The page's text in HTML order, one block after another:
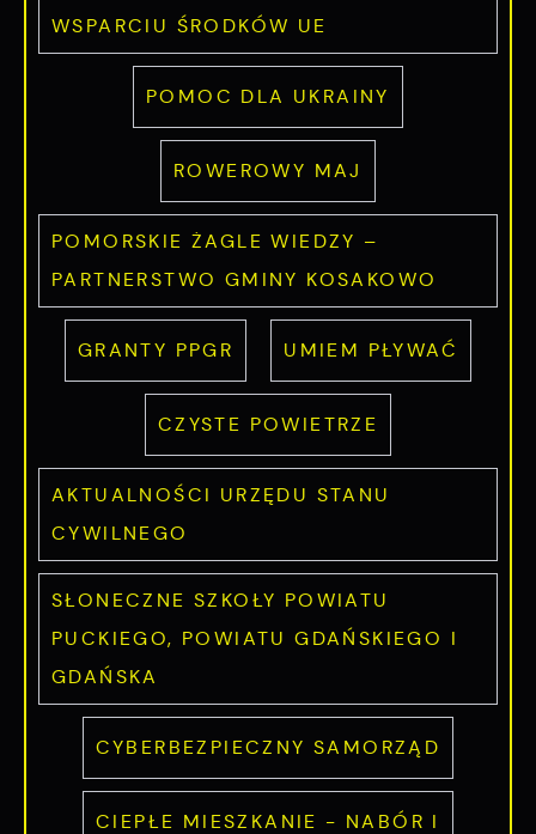
WSPARCIU ŚRODKÓW UE
POMOC DLA UKRAINY
ROWEROWY MAJ
POMORSKIE ŻAGLE WIEDZY –
PARTNERSTWO GMINY KOSAKOWO
GRANTY PPGR UMIEM PŁYWAĆ
CZYSTE POWIETRZE
AKTUALNOŚCI URZĘDU STANU
CYWILNEGO
SŁONECZNE SZKOŁY POWIATU
PUCKIEGO, POWIATU GDAŃSKIEGO I
GDAŃSKA
CYBERBEZPIECZNY SAMORZĄD
CIEPŁE MIESZKANIE - NABÓR I